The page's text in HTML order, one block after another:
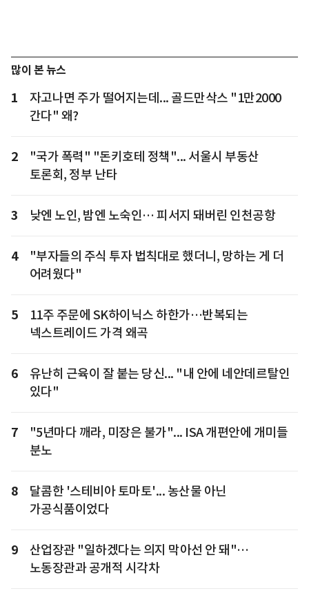
많이 본 뉴스
1
자고나면 주가 떨어지는데... 골드만삭스 "1만2000
간다" 왜?
2
"국가 폭력" "돈키호테 정책"... 서울시 부동산
토론회, 정부 난타
3 낮엔 노인, 밤엔 노숙인… 피서지 돼버린 인천공항
4
"부자들의 주식 투자 법칙대로 했더니, 망하는 게 더
어려웠다"
5
11주 주문에 SK하이닉스 하한가…반복되는
넥스트레이드 가격 왜곡
6
유난히 근육이 잘 붙는 당신... "내 안에 네안데르탈인
있다"
7
"5년마다 깨라, 미장은 불가"... ISA 개편안에 개미들
분노
8
달콤한 '스테비아 토마토'... 농산물 아닌
가공식품이었다
9
산업장관 "일하겠다는 의지 막아선 안 돼"…
노동장관과 공개적 시각차